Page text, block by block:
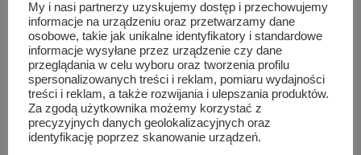
Co ważne, serwis jest czynny praktycznie przez całą
dobę, a więc możesz zadzwonić do ekspertów w
każdym momencie, dzięki czemu zyskasz pewność, że
szybko i skutecznie uporają się z usunięciem konkretnej
usterki.
My i nasi partnerzy uzyskujemy dostęp i przechowujemy
informacje na urządzeniu oraz przetwarzamy dane
osobowe, takie jak unikalne identyfikatory i standardowe
informacje wysyłane przez urządzenie czy dane
przeglądania w celu wyboru oraz tworzenia profilu
spersonalizowanych treści i reklam, pomiaru wydajności
treści i reklam, a także rozwijania i ulepszania produktów.
Za zgodą użytkownika możemy korzystać z
precyzyjnych danych geolokalizacyjnych oraz
identyfikację poprzez skanowanie urządzeń.